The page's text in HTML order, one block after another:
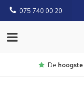
075 740 00 20